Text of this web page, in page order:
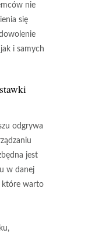
nie
się
i samych
odgrywa
jest
w danej
które warto